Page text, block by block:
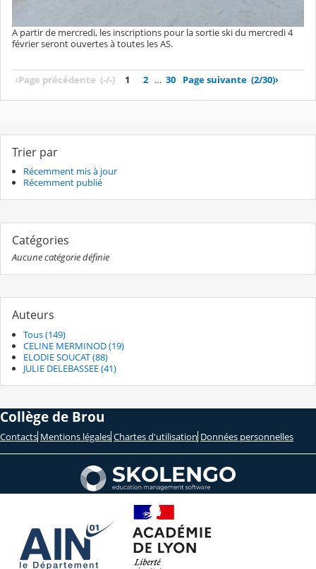
A partir de mercredi, les inscriptions pour la sortie ski du mercredi 4
février seront ouvertes à toutes les AS.
‹Page précédente (-/-) 1 2 … 30 Page suivante (2/30)›
Trier par
Récemment mis à jour
Récemment publié
Catégories
Aucune catégorie définie
Auteurs
Tous (149)
CELINE MERMINOD (19)
ELODIE SOUCAT (88)
JULIE DELEBASSEE (41)
Collège de Brou
Contacts Mentions légales Chartes d'utilisation Données personnelles